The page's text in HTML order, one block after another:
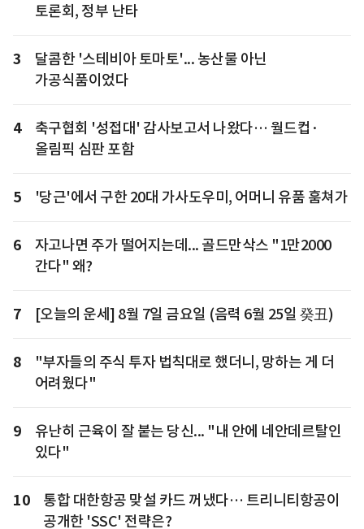
토론회, 정부 난타
3
달콤한 '스테비아 토마토'... 농산물 아닌
가공식품이었다
4
축구협회 '성접대' 감사보고서 나왔다… 월드컵·
올림픽 심판 포함
5 '당근'에서 구한 20대 가사도우미, 어머니 유품 훔쳐가
6
자고나면 주가 떨어지는데... 골드만삭스 "1만2000
간다" 왜?
7 [오늘의 운세] 8월 7일 금요일 (음력 6월 25일 癸丑)
8
"부자들의 주식 투자 법칙대로 했더니, 망하는 게 더
어려웠다"
9
유난히 근육이 잘 붙는 당신... "내 안에 네안데르탈인
있다"
10
통합 대한항공 맞설 카드 꺼냈다… 트리니티항공이
공개한 'SSC' 전략은?